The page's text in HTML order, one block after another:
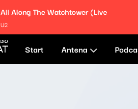
All Along The Watchtower (Live
U2
Start Antena